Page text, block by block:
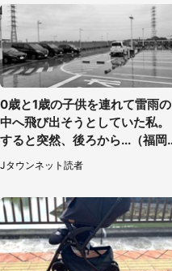
0歳と1歳の子供を連れて雷雨の
中へ飛び出そうとしていた私。
すると突然、後ろから...（福岡
県・30代女性）
Jタウンネット読者